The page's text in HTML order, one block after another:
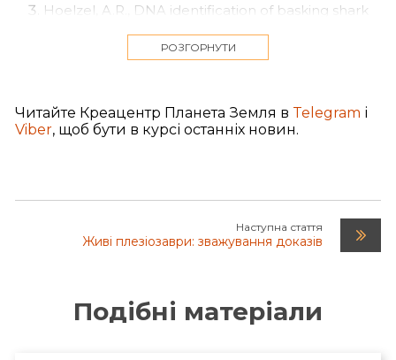
Hoelzel, A.R., DNA identification of basking shark
submitted by the United Kingdom in support of
proposal 11.49 to add Cetorhinus maximus to
Obata, I. and Tomoda, Y., Comparison of the
unidentified animal with fossil animals, p. 49, in:
Japonaise d’Oc?anographie, Tokyo, pp. 45–83,
РОЗГОРНУТИ
Читайте Креацентр Планета Земля в Telegram і
Viber, щоб бути в курсі останніх новин.
Наступна стаття
Живі плезіозаври: зважування доказів
Подібні матеріали